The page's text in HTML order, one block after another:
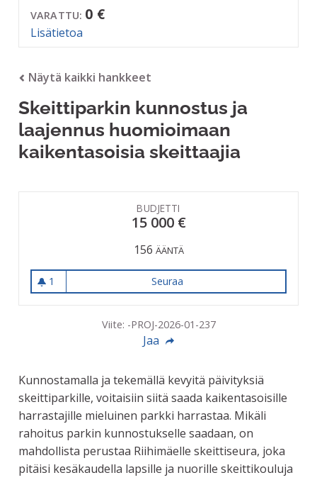
VARATTU: 0 €
Lisätietoa
Näytä kaikki hankkeet
Skeittiparkin kunnostus ja
laajennus huomioimaan
kaikentasoisia skeittaajia
BUDJETTI
15 000 €
156 ÄÄNTÄ
1
1 seuraaja
Seuraa
Viite: -PROJ-2026-01-237
Jaa
Kunnostamalla ja tekemällä kevyitä päivityksiä
skeittiparkille, voitaisiin siitä saada kaikentasoisille
harrastajille mieluinen parkki harrastaa. Mikäli
rahoitus parkin kunnostukselle saadaan, on
mahdollista perustaa Riihimäelle skeittiseura, joka
pitäisi kesäkaudella lapsille ja nuorille skeittikouluja